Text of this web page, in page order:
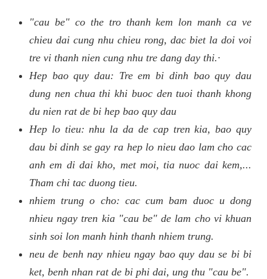
"cau be" co the tro thanh kem lon manh ca ve
chieu dai cung nhu chieu rong, dac biet la doi voi
tre vi thanh nien cung nhu tre dang day thi.·
Hep bao quy dau: Tre em bi dinh bao quy dau
dung nen chua thi khi buoc den tuoi thanh khong
du nien rat de bi hep bao quy dau
Hep lo tieu: nhu la da de cap tren kia, bao quy
dau bi dinh se gay ra hep lo nieu dao lam cho cac
anh em di dai kho, met moi, tia nuoc dai kem,...
Tham chi tac duong tieu.
nhiem trung o cho: cac cum bam duoc u dong
nhieu ngay tren kia "cau be" de lam cho vi khuan
sinh soi lon manh hinh thanh nhiem trung.
neu de benh nay nhieu ngay bao quy dau se bi bi
ket, benh nhan rat de bi phi dai, ung thu "cau be".